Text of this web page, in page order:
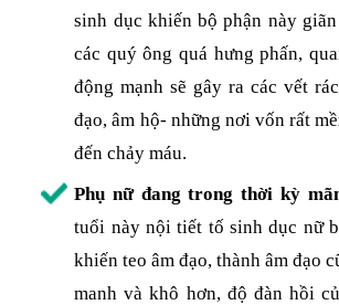
sinh dục khiến bộ phận này
các quý ông quá hưng phấn,
động mạnh sẽ gây ra các vết
đạo, âm hộ- những nơi vốn rất
đến chảy máu.
Phụ nữ đang trong thời kỳ
tuổi này nội tiết tố sinh dục nữ
khiến teo âm đạo, thành âm đạo
manh và khô hơn, độ đàn hồi